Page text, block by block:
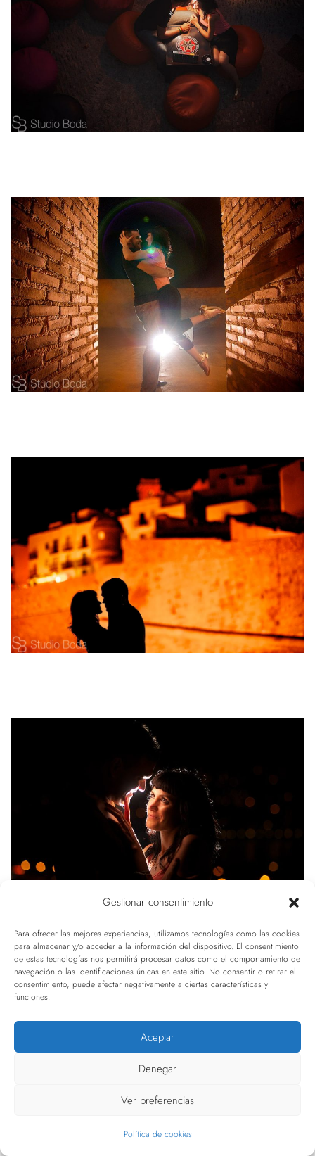
Gestionar consentimiento
Para ofrecer las mejores experiencias, utilizamos tecnologías como las cookies
para almacenar y/o acceder a la información del dispositivo. El consentimiento
de estas tecnologías nos permitirá procesar datos como el comportamiento de
navegación o las identificaciones únicas en este sitio. No consentir o retirar el
consentimiento, puede afectar negativamente a ciertas características y
funciones.
Aceptar
Denegar
Ver preferencias
Política de cookies
fotos originales de boda